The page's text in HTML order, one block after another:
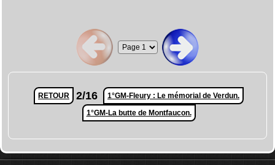
RETOUR 2/16
1°GM-Fleury : Le mémorial de Verdun.
1°GM-La butte de Montfaucon.